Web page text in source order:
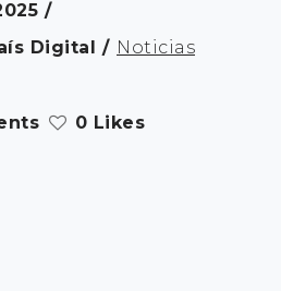
Digital
Noticias
0 Likes